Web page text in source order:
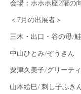
会場：ホホホ座2階の
＜7月の出展者＞
三木・出口・谷の母/
中山ひとみ/ぞうきん
粟津久美子/グリーテ
山本絵巳/ 刺し子ふき